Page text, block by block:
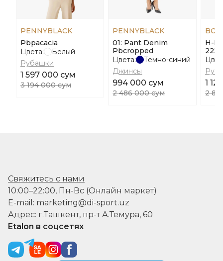
PENNYBLACK
Pbpacacia
Цвета:
Белый
Рубашки
1 597 000 сум
3 194 000 сум
PENNYBLACK
01: Pant Denim
Pbcropped
Цвета:
Темно-синий
Джинсы
994 000 сум
2 486 000 сум
H-
222
1
2
Свяжитесь с нами
10:00–22:00, Пн-Вс (Онлайн маркет)
E-mail: marketing@di-sport.uz
Адрес: г.Ташкент, пр-т А.Темура, 60
Etalon в соцсетях